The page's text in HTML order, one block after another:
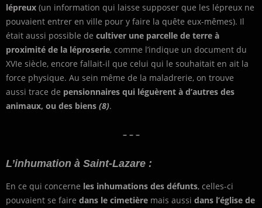
lépreux (un information qui laisse supposer que les lépreux ne
pouvaient entrer en ville pour y faire la quête eux-mêmes). Il
était aussi possible de cultiver une parcelle de terre à
proximité de la léproserie, comme l’indique un document du
XVIe siècle, encore fallait-il que celui qui le souhaitait en ait la
force physique. Au sein même de la maladrerie, on trouve
aussi trace de pensionnaires qui léguèrent à d’autres des
animaux, ou des biens (8).
– – –
L’inhumation à Saint-Lazare :
En ce qui concerne les inhumations des défunts, celles-ci
pouvaient se faire dans le cimetière mais aussi dans l’église de